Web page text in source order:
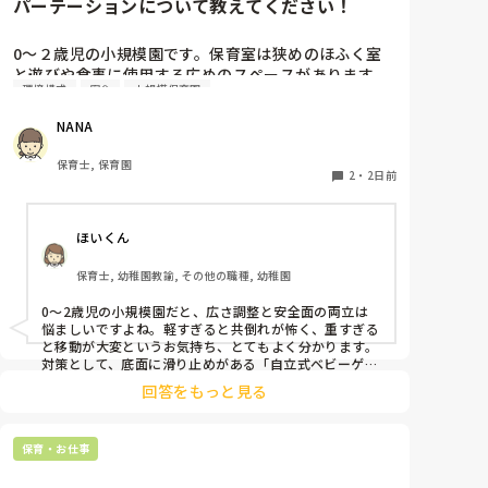
0〜２歳児の小規模園です。保育室は狭めのほふく室
と遊びや食事に使用する広めのスペースがあります。
広すぎると走り回ったりして落ち着かないので、活動
テーションがウレタンのような素材で軽いので、ちょ
っと体が当たると倒れたり、つかまり立ちが不安定な
子にとっては共倒れになったりで危険です。かと言っ
て固定してしまうと活動によって柔軟に移動すること
しっかりした重いものを置いていましたが、移動が大
変で使い勝手が悪く、子どもがぶつかって倒れた時に
怖い思いをしました。
皆さんの園ではどんなもので工夫されていますか？
環境構成 安全 小規模保育園
NANA
保育士, 保育園
2 ・ 2日前
ほいくん
保育士, 幼稚園教諭, その他の職種, 幼稚園
0〜2歳児の小規模園だと、広さ調整と安全面の両立は
悩ましいですよね。軽すぎると共倒れが怖く、重すぎる
と移動が大変というお気持ち、とてもよく分かります。
対策として、底面に滑り止めがある「自立式ベビーゲー
ト」なら、つかまり立ちでも倒れにくく移動も楽でおす
すめです。また、ストッパー付きキャスターをつけたロ
です。
今のウレタン製を活かすなら、壁や固定家具で挟む配置
回答をもっと見る
保育・お仕事